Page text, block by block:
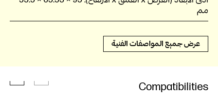
مم
عرض جميع المواصفات الفنية
Compatibilities